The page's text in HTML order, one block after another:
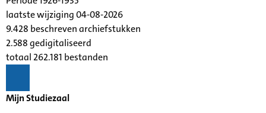
laatste wijziging 04-08-2026
9.428 beschreven archiefstukken
2.588 gedigitaliseerd
totaal 262.181 bestanden
Mijn Studiezaal